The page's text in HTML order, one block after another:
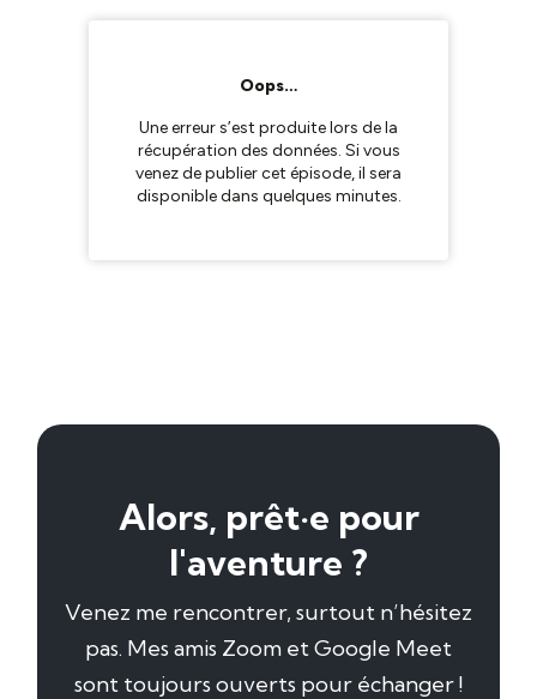
Alors, prêt·e pour
l'aventure ?
Venez me rencontrer, surtout n’hésitez
pas. Mes amis Zoom et Google Meet
sont toujours ouverts pour échanger !